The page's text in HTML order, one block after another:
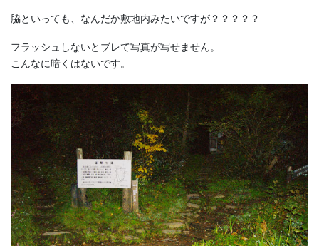
脇といっても、なんだか敷地内みたいですが？？？？？
フラッシュしないとブレて写真が写せません。
こんなに暗くはないです。